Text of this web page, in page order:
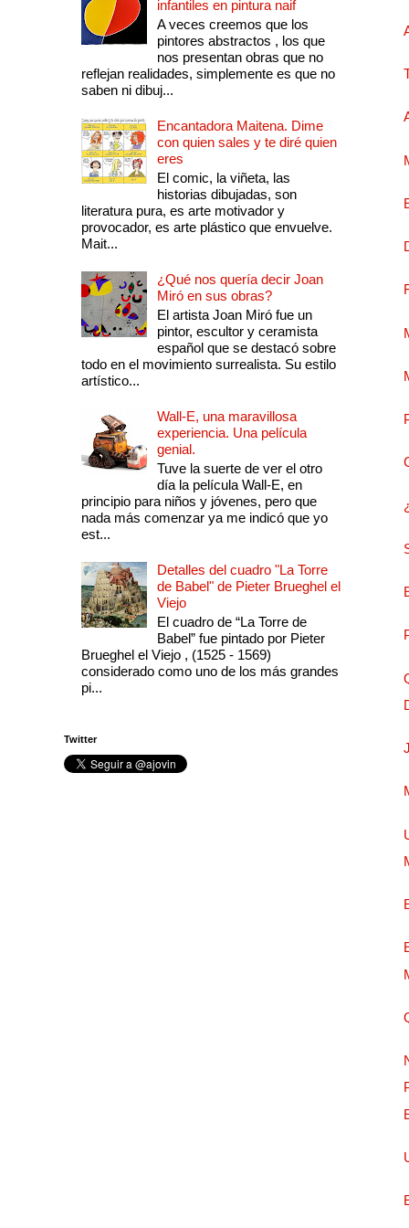
infantiles en pintura naif
A veces creemos que los
pintores abstractos , los que
nos presentan obras que no
reflejan realidades, simplemente es que no
saben ni dibuj...
Encantadora Maitena. Dime
con quien sales y te diré quien
eres
El comic, la viñeta, las
historias dibujadas, son
literatura pura, es arte motivador y
provocador, es arte plástico que envuelve.
Mait...
¿Qué nos quería decir Joan
Miró en sus obras?
El artista Joan Miró fue un
pintor, escultor y ceramista
español que se destacó sobre
todo en el movimiento surrealista. Su estilo
artístico...
Wall-E, una maravillosa
experiencia. Una película
genial.
Tuve la suerte de ver el otro
día la película Wall-E, en
principio para niños y jóvenes, pero que
nada más comenzar ya me indicó que yo
est...
Detalles del cuadro "La Torre
de Babel" de Pieter Brueghel el
Viejo
El cuadro de “La Torre de
Babel” fue pintado por Pieter
Brueghel el Viejo , (1525 - 1569)
considerado como uno de los más grandes
pi...
Twitter